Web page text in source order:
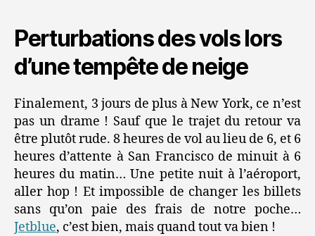
Perturbations des vols lors
d’une tempête de neige
Finalement, 3 jours de plus à New York, ce n’est
pas un drame ! Sauf que le trajet du retour va
être plutôt rude. 8 heures de vol au lieu de 6, et 6
heures d’attente à San Francisco de minuit à 6
heures du matin… Une petite nuit à l’aéroport,
aller hop ! Et impossible de changer les billets
sans qu’on paie des frais de notre poche…
Jetblue, c’est bien, mais quand tout va bien !